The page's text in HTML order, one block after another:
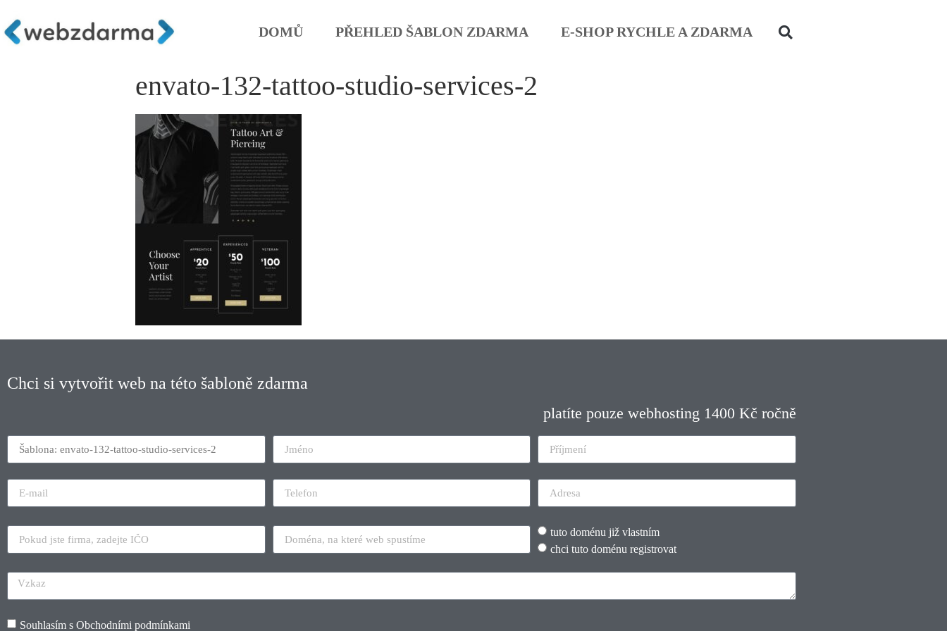
DOMŮ PŘEHLED ŠABLON ZDARMA E-SHOP RYCHLE A ZDARMA
envato-132-tattoo-studio-services-2
Chci si vytvořit web na této šabloně zdarma
platíte pouze webhosting 1400 Kč ročně
tuto doménu již vlastním
chci tuto doménu registrovat
Souhlasím s Obchodními podmínkami